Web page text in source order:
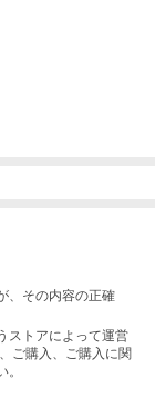
、その内容の正確
ストアによって運営
ご購入 、ご購入に関